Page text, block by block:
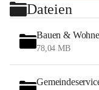
Dateien
Bauen &
78,04 MB